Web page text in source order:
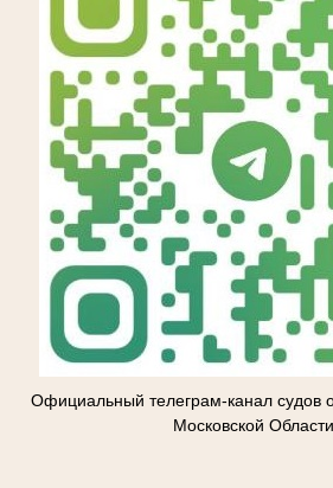
Официальный телеграм-канал судов
Московской Области